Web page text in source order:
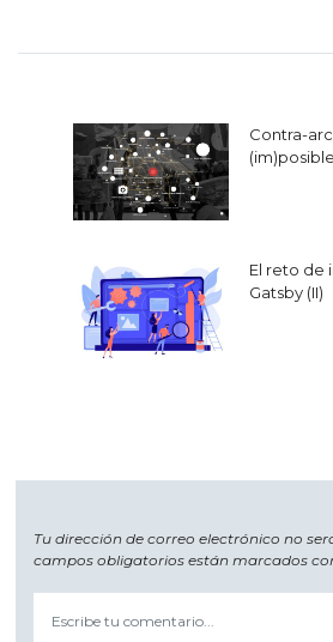
Navegación
de
entradas
Contra-
El reto de
Gatsby (II)
Tu dirección de correo electrónico no
campos obligatorios están marcados